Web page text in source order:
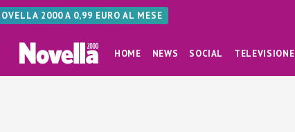
2000 A 0,99 EURO AL MESE
HOME NEWS SOCIAL TELEVISIONE